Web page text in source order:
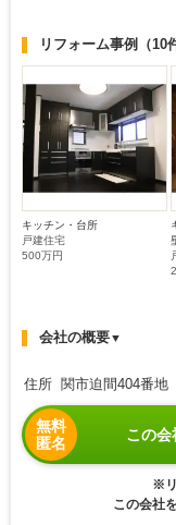
リフォーム事例 （10
キッチン・台所
戸建住宅
500万円
会社の概要▼
住所 関市迫間404番地
無料
匿名
この会
※リ
この会社